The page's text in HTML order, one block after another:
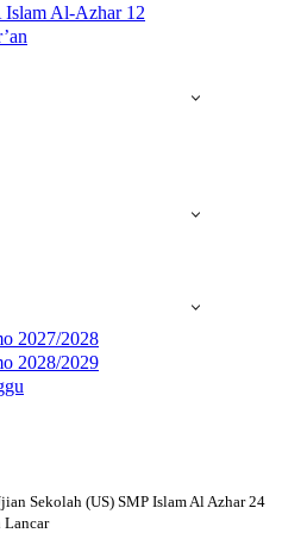
Islam Al-Azhar 12
2027/2028
2028/2029
Sekolah (US) SMP Islam Al Azhar 24
Lancar